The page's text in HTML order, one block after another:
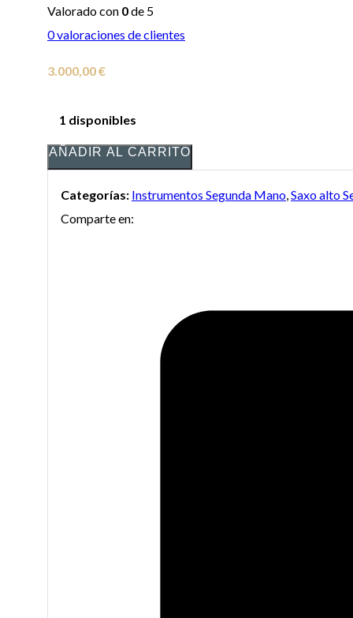
Valorado con 0de 5
0valoraciones de clientes
3.000,00€
1 disponibles
AÑADIR AL CARRITO
Categorías: Instrumentos Segunda Mano Saxo alto
Comparte en: